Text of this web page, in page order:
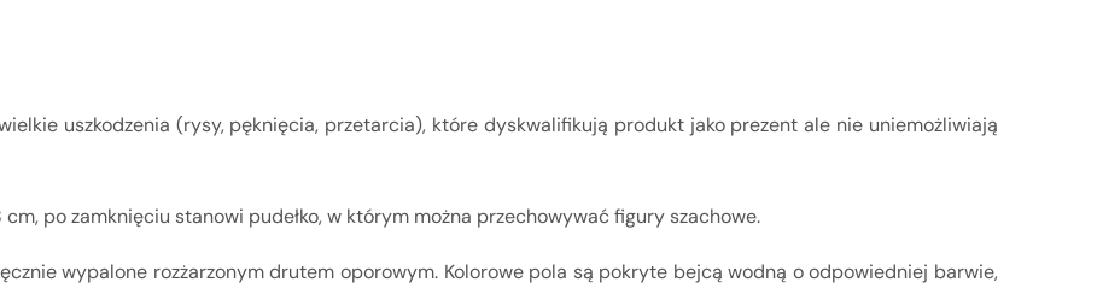
uszkodzenia (rysy, pęknięcia, przetarcia), które dyskwalifikują produkt jako prezent ale nie uniemożliwiają
po zamknięciu stanowi pudełko, w którym można przechowywać figury szachowe.
wypalone rozżarzonym drutem oporowym. Kolorowe pola są pokryte bejcą wodną o odpowiedniej barwie,